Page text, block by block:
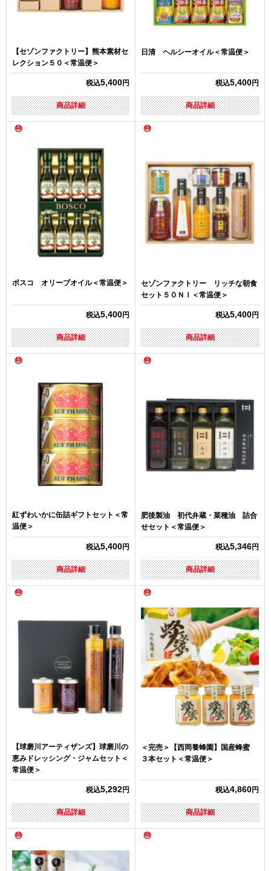
【セゾンファクトリー】熊本素材セ
レクション５０＜常温便＞
税込5,400円
商品詳細
日清 ヘルシーオイル＜常温便＞
税込5,400円
商品詳細
ボスコ オリーブオイル＜常温便＞
税込5,400円
商品詳細
セゾンファクトリー リッチな朝食
セット５０ＮＩ＜常温便＞
税込5,400円
商品詳細
紅ずわいかに缶詰ギフトセット＜常
温便＞
税込5,400円
商品詳細
肥後製油 初代弁蔵・菜種油 詰合
せセット＜常温便＞
税込5,346円
商品詳細
【球磨川アーティザンズ】球磨川の
恵みドレッシング・ジャムセット＜
常温便＞
税込5,292円
商品詳細
＜完売＞【西岡養蜂園】国産蜂蜜
３本セット＜常温便＞
税込4,860円
商品詳細